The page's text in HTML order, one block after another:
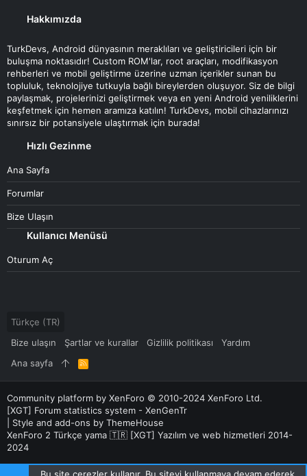
Hakkımızda
TurkDevs, Android dünyasının meraklıları ve geliştiricileri için bir
buluşma noktasıdır! Custom ROM'lar, root araçları, modifikasyon
rehberleri ve mobil geliştirme üzerine uzman içerikler sunan bu
topluluk, teknolojiye tutkuyla bağlı bireylerden oluşuyor. Siz de bilgi
paylaşmak, projelerinizi geliştirmek veya en yeni Android yeniliklerini
keşfetmek için hemen aramıza katılın! TurkDevs, mobil cihazlarınızı
sınırsız bir potansiyele ulaştırmak için burada!
Hızlı Gezinme
Ana Sayfa
Forumlar
Bize Ulaşın
Kullanıcı Menüsü
Oturum Aç
Türkçe (TR)
Bize ulaşın
Şartlar ve kurallar Gizlilik politikası
Yardım
Ana sayfa
R
S
S
Community platform by XenForo © 2010-2024 XenForo Ltd.
[XGT] Forum statistics system - XenGenTr
Style and add-ons by ThemeHouse
XenForo 2 Türkçe yama 🇹🇷 [XGT] Yazılım ve web hizmetleri 2014-
2024
Bu site çerezler kullanır. Bu siteyi kullanmaya devam ederek